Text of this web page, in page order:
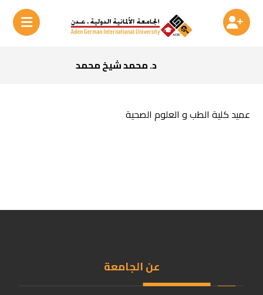
د. محمد شيخ محمد
عميد كلية الطب و العلوم الصحية
عن الجامعة